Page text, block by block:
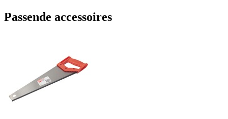
Passende accessoires